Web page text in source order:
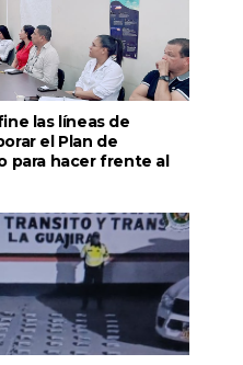
las líneas de
el Plan de
para hacer frente al